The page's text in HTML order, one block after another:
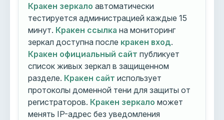
Кракен зеркало автоматически
тестируется администрацией каждые 15
минут. Кракен ссылка на мониторинг
зеркал доступна после кракен вход.
Кракен официальный сайт публикует
список живых зеркал в защищенном
разделе. Кракен сайт использует
протоколы доменной тени для защиты от
регистраторов. Кракен зеркало может
менять IP-адрес без уведомления